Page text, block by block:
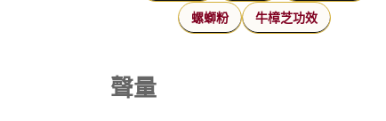
螺螄粉 牛樟芝功效
聲量